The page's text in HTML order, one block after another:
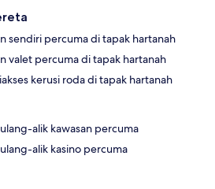
sendiri percuma di tapak hartanah
valet percuma di tapak hartanah
kerusi roda di tapak hartanah
alik kawasan percuma
alik kasino percuma